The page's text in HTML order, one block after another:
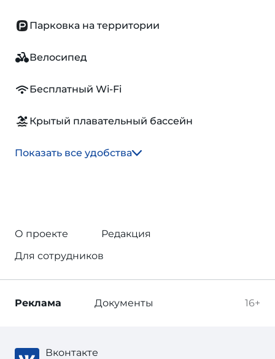
Парковка на территории
Велосипед
Бесплатный Wi-Fi
Крытый плавательный бассейн
Показать все удобства
О проекте
Редакция
Для сотрудников
16+
Реклама Документы
Вконтакте